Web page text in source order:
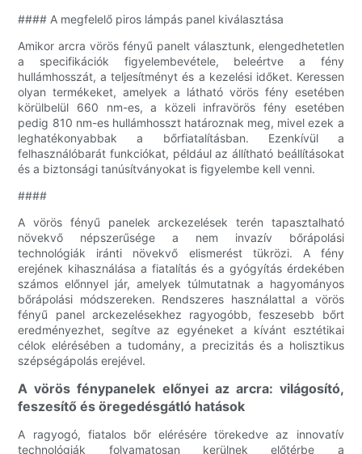
#### A megfelelő piros lámpás panel kiválasztása
Amikor arcra vörös fényű panelt választunk, elengedhetetlen
a specifikációk figyelembevétele, beleértve a fény
hullámhosszát, a teljesítményt és a kezelési időket. Keressen
olyan termékeket, amelyek a látható vörös fény esetében
körülbelül 660 nm-es, a közeli infravörös fény esetében
pedig 810 nm-es hullámhosszt határoznak meg, mivel ezek a
leghatékonyabbak a bőrfiatalításban. Ezenkívül a
felhasználóbarát funkciókat, például az állítható beállításokat
és a biztonsági tanúsítványokat is figyelembe kell venni.
####
A vörös fényű panelek arckezelések terén tapasztalható
növekvő népszerűsége a nem invazív bőrápolási
technológiák iránti növekvő elismerést tükrözi. A fény
erejének kihasználása a fiatalítás és a gyógyítás érdekében
számos előnnyel jár, amelyek túlmutatnak a hagyományos
bőrápolási módszereken. Rendszeres használattal a vörös
fényű panel arckezelésekhez ragyogóbb, feszesebb bőrt
eredményezhet, segítve az egyéneket a kívánt esztétikai
célok elérésében a tudomány, a precizitás és a holisztikus
szépségápolás erejével.
A vörös fénypanelek előnyei az arcra: világosító,
feszesítő és öregedésgátló hatások
A ragyogó, fiatalos bőr elérésére törekedve az innovatív
technológiák folyamatosan kerülnek előtérbe a